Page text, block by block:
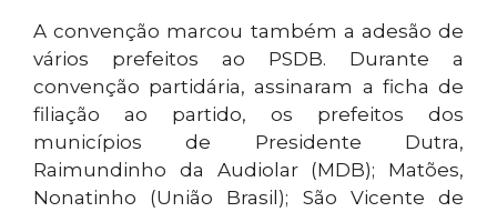
A convenção marcou também a adesão de
vários prefeitos ao PSDB. Durante a
convenção partidária, assinaram a ficha de
filiação ao partido, os prefeitos dos
municípios de Presidente Dutra,
Raimundinho da Audiolar (MDB); Matões,
Nonatinho (União Brasil); São Vicente de